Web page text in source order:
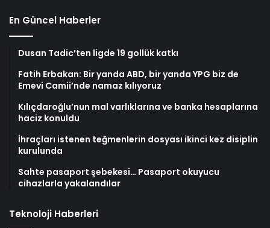
En Güncel Haberler
Dusan Tadic’ten ligde 19 gollük katkı
Fatih Erbakan: Bir yanda ABD, bir yanda YPG biz de
Emevi Camii’nde namaz kılıyoruz
Kılıçdaroğlu’nun mal varlıklarına ve banka hesaplarına
haciz konuldu
İhraçları istenen teğmenlerin dosyası ikinci kez disiplin
kurulunda
Sahte pasaport şebekesi… Pasaport okuyucu
cihazlarla yakalandılar
Teknoloji Haberleri